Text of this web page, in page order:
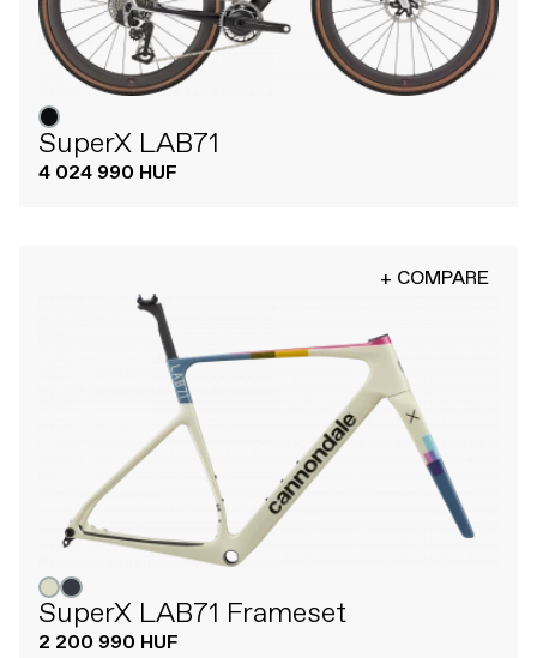
SuperX LAB71
4 024 990 HUF
+ COMPARE
SuperX LAB71 Frameset
2 200 990 HUF